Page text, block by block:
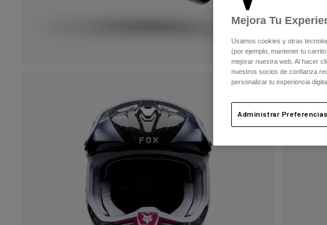
Mejora Tu
Usamos cookies y otras
(por ejemplo, mantener tu
mejorar nuestra web. Al hacer
nuestros socios de confianza
personalizar tu experiencia
Administrar Preferencias